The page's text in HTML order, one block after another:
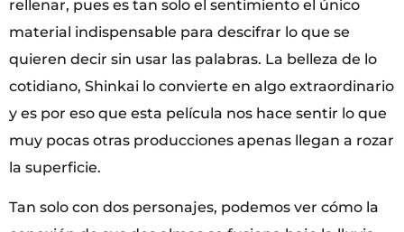
rellenar, pues es tan solo el sentimiento el único
material indispensable para descifrar lo que se
quieren decir sin usar las palabras. La belleza de lo
cotidiano, Shinkai lo convierte en algo extraordinario
y es por eso que esta película nos hace sentir lo que
muy pocas otras producciones apenas llegan a rozar
la superficie.
Tan solo con dos personajes, podemos ver cómo la